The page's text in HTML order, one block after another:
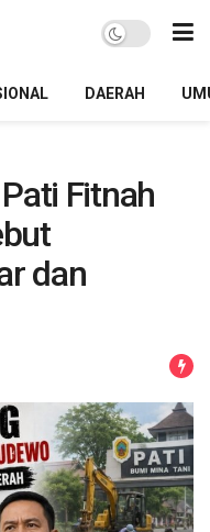
DAERAH
Fitnah
dan